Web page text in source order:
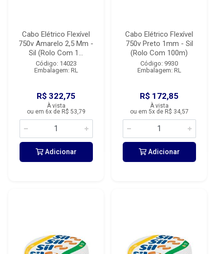
Cabo Elétrico Flexível
750v Amarelo 2,5 Mm -
Sil (Rolo Com 1...
Código: 14023
Embalagem: RL
R$ 322,75
À vista
ou em 6x de R$ 53,79
Adicionar
Cabo Elétrico Flexível
750v Preto 1mm - Sil
(Rolo Com 100m)
Código: 9930
Embalagem: RL
R$ 172,85
À vista
ou em 5x de R$ 34,57
Adicionar